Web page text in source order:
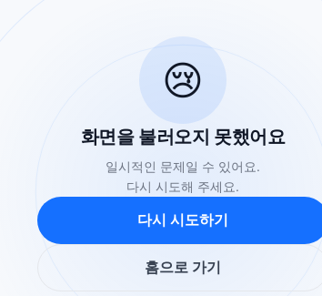
😢
화면을 불러오지 못했어요
일시적인 문제일 수 있어요.
다시 시도해 주세요.
다시 시도하기
홈으로 가기